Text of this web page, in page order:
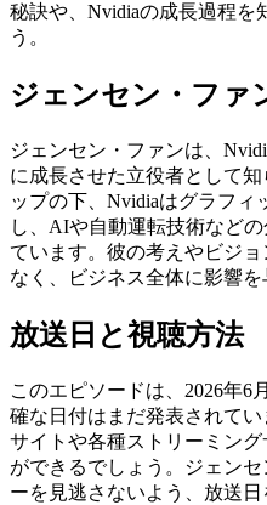
秘訣や、Nvidiaの成長過程を
う。
ジェンセン・ファ
ジェンセン・ファンは、
に成長させた立役者として
ップの下、Nvidiaはグラフィ
し、AIや自動運転技術など
ています。彼の考えやビジ
なく、ビジネス全体に影響を
放送日と視聴方法
このエピソードは、2026年6
確な日付はまだ発表されて
サイトや各種ストリーミン
ができるでしょう。ジェン
ーを見逃さないよう、放送